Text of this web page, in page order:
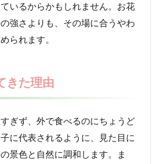
いるからかもしれません。お花
強さよりも、その場に合うやわ
られます。
きた理由
ぎず、外で食べるのにちょうど
に代表されるように、見た目に
景色と自然に調和します。ま